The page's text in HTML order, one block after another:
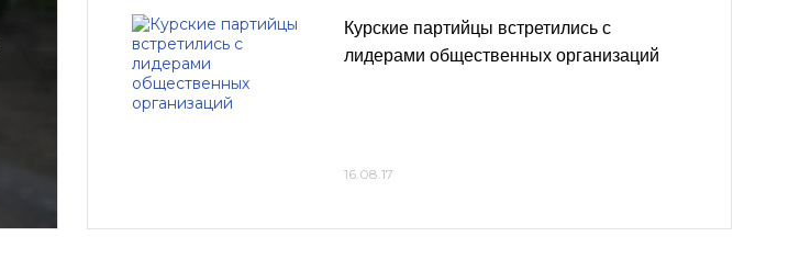
Курские партийцы встретились с
лидерами общественных организаций
16.08.17